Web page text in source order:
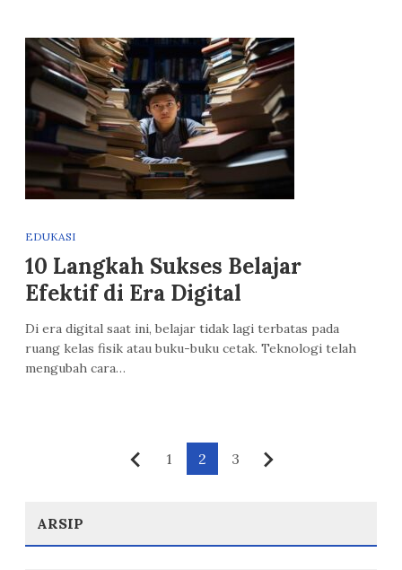
EDUKASI
10 Langkah Sukses Belajar
Efektif di Era Digital
Di era digital saat ini, belajar tidak lagi terbatas pada
ruang kelas fisik atau buku-buku cetak. Teknologi telah
mengubah cara…
Sebelumnya
1 2 3
ARSIP